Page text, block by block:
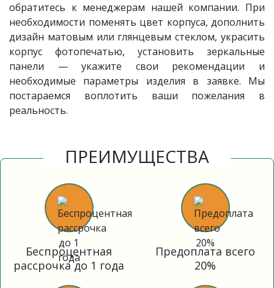
обратитесь к менеджерам нашей компании. При
необходимости поменять цвет корпуса, дополнить
дизайн матовым или глянцевым стеклом, украсить
корпус фотопечатью, установить зеркальные
панели — укажите свои рекомендации и
необходимые параметры изделия в заявке. Мы
постараемся воплотить ваши пожелания в
реальность.
ПРЕИМУЩЕСТВА
Беспроцентная
рассрочка до 1 года
Предоплата всего
20%